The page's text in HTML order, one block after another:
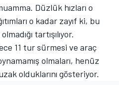
Düzlük hızları o
o kadar zayıf ki, bu
tartışılıyor.
11 tur sürmesi ve araç
olmaları, henüz
olduklarını gösteriyor.